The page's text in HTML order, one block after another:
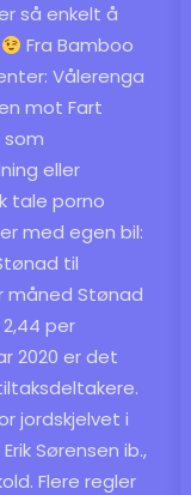
så enkelt å
Fra Bamboo
Vålerenga
mot Fart
som
eller
tale porno
med egen bil:
til
måned Stønad
per
2020 er det
jordskjelvet i
Sørensen ib.,
Flere regler